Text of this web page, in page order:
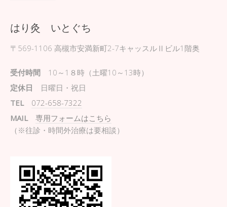
はり灸 いとぐち
〒569-1106 高槻市安満新町2-7キャッスルⅡビル1階奥
受付時間 10～1８時（土曜10～13時）
定休日 日曜日・祝日
TEL
072-658-7322
MAIL
専用フォームはこちら
（※往診・時間外治療は要相談）